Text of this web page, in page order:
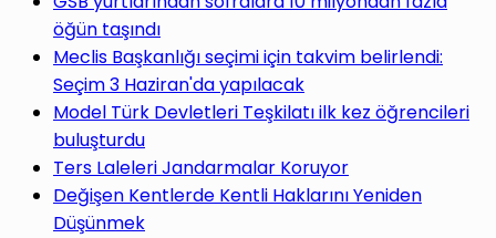
öğün taşındı
Meclis Başkanlığı seçimi için takvim belirlendi:
Seçim 3 Haziran'da yapılacak
Model Türk Devletleri Teşkilatı ilk kez öğrencileri
buluşturdu
Ters Laleleri Jandarmalar Koruyor
Değişen Kentlerde Kentli Haklarını Yeniden
Düşünmek